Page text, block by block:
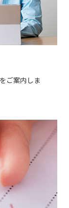
ご案内しま